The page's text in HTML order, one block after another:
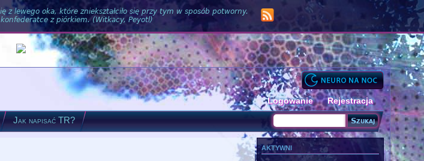
lewego oka, które zniekształciło się przy tym w sposób potworny.
z piórkiem. (Witkacy, Peyotl)
Logowanie Rejestracja
Jak napisać TR?
Formularz wyszukiwania
aktywni